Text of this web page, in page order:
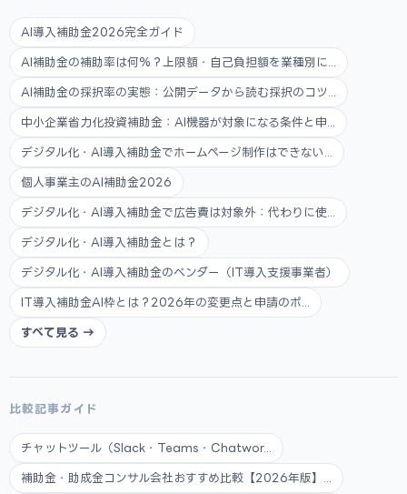
AI導入補助金2026完全ガイド
AI補助金の補助率は何%？上限額・自己負担額を業種別に...
AI補助金の採択率の実態：公開データから読む採択のコツ...
中小企業省力化投資補助金：AI機器が対象になる条件と申...
デジタル化・AI導入補助金でホームページ制作はできない...
個人事業主のAI補助金2026
デジタル化・AI導入補助金で広告費は対象外：代わりに使...
デジタル化・AI導入補助金とは？
デジタル化・AI導入補助金のベンダー（IT導入支援事業者）
IT導入補助金AI枠とは？2026年の変更点と申請のポ...
すべて見る →
比較記事ガイド
チャットツール（Slack・Teams・Chatwor...
補助金・助成金コンサル会社おすすめ比較【2026年版】...